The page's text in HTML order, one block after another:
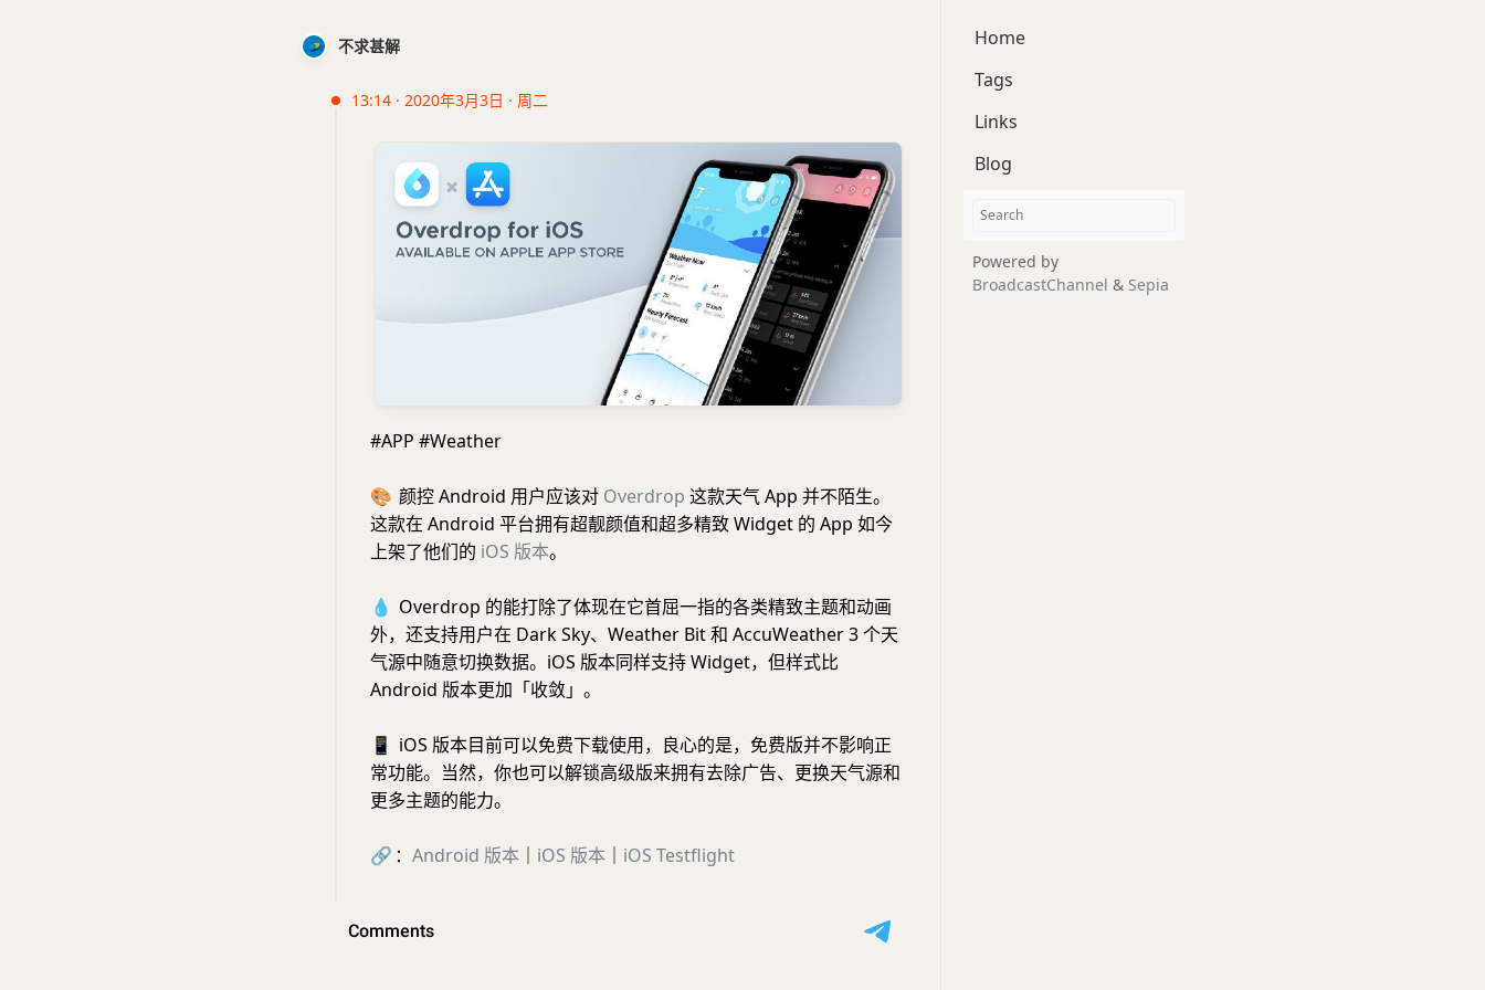
不求甚解
13:14 · 2020年3月3日 · 周二
#APP #Weather
🎨 颜控 Android 用户应该对 Overdrop 这款天气 App 并不陌生。
这款在 Android 平台拥有超靓颜值和超多精致 Widget 的 App 如今
上架了他们的 iOS 版本。
💧 Overdrop 的能打除了体现在它首屈一指的各类精致主题和动画
外，还支持用户在 Dark Sky、Weather Bit 和 AccuWeather 3 个天
气源中随意切换数据。iOS 版本同样支持 Widget，但样式比
Android 版本更加「收敛」。
📱 iOS 版本目前可以免费下载使用，良心的是，免费版并不影响正
常功能。当然，你也可以解锁高级版来拥有去除广告、更换天气源和
更多主题的能力。
🔗 ： Android 版本 iOS 版本 iOS Testflight
Home
Tags
Links
Blog
Powered by
BroadcastChannel & Sepia